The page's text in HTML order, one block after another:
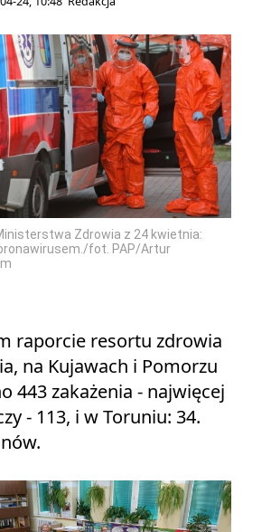
Zdrowia z 24 kwietnia:
fot. PAP/Artur
raporcie resortu zdrowia
na Kujawach i Pomorzu
443 zakażenia - najwięcej
- 113, i w Toruniu: 34.